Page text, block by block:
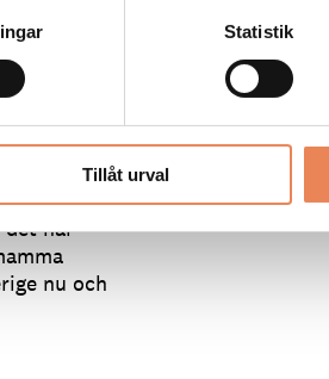
Statistik
Tillåt urval
fick
lära sig
och det
det här
nu och